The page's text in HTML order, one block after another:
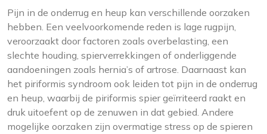
Pijn in de onderrug en heup kan verschillende oorzaken
hebben. Een veelvoorkomende reden is lage rugpijn,
veroorzaakt door factoren zoals overbelasting, een
slechte houding, spierverrekkingen of onderliggende
aandoeningen zoals hernia’s of artrose. Daarnaast kan
het piriformis syndroom ook leiden tot pijn in de onderrug
en heup, waarbij de piriformis spier geïrriteerd raakt en
druk uitoefent op de zenuwen in dat gebied. Andere
mogelijke oorzaken zijn overmatige stress op de spieren